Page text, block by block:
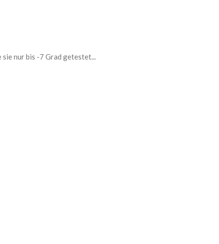
nur bis -7 Grad getestet...